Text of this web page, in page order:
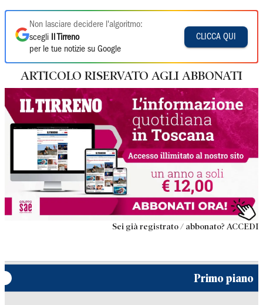
Non lasciare decidere l'algoritmo:
scegli
Il Tirreno
per le tue notizie su Google
CLICCA QUI
ARTICOLO RISERVATO AGLI ABBONATI
Sei già registrato / abbonato? ACCEDI
Primo piano